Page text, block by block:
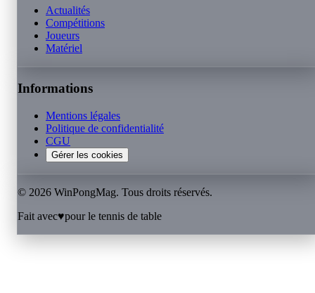
Actualités
Compétitions
Joueurs
Matériel
Informations
Mentions légales
Politique de confidentialité
CGU
Gérer les cookies
© 2026 WinPongMag. Tous droits réservés.
Fait avec♥pour le tennis de table